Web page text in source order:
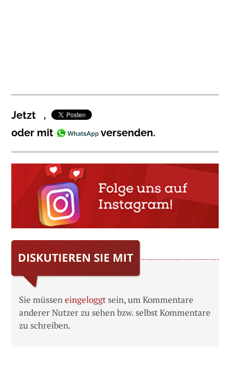
Jetzt
,
oder mit
versenden.
Sie müsseneingeloggt sein, um Kommentare
anderer Nutzer zu sehen bzw. selbst Kommentare
zu schreiben.